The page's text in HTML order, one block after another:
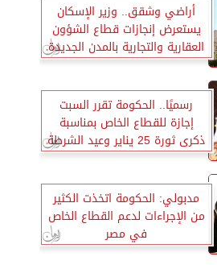
أراضي وشقق.. وزير الإسكان
يستعرض إنجازات قطاع الشؤون
العقارية والتجارية بالمدن الجديدة
رسميًا.. الحكومة تقرر السبت
إجازة للقطاع الخاص بمناسبة
ذكرى ثورة 25 يناير وعيد الشرطة
مدبولي: الحكومة اتخذت الكثير
من الإجراءات لدعم القطاع الخاص
في مصر